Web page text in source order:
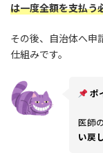
は一度全額を支払う
その後、自治体へ申
仕組みです。
ポ
医師
い戻